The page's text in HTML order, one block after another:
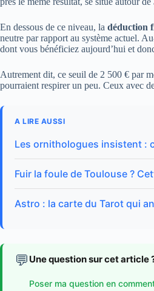
En dessous de ce niveau, la déduction
neutre par rapport au système actuel.
dont vous bénéficiez aujourd’hui et
Autrement dit, ce seuil de 2 500 € par
pourraient respirer un peu. Ceux avec
A LIRE AUSSI
Les ornithologues insistent :
Fuir la foule de Toulouse ?
Astro : la carte du Tarot qui
💬 Une question sur cet article
Poser ma question en